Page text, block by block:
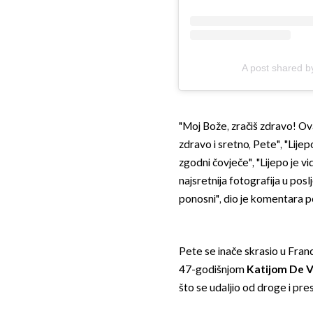
A post shared
"Moj Bože, zračiš zdravo!
zdravo i sretno, Pete",
zgodni čovječe", "Lijepo je
najsretnija fotografija u
ponosni", dio je komentara
Pete se inače skrasio u
47-godišnjom Katijom De
što se udaljio od droge i